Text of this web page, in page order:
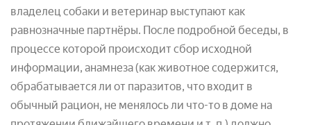
владелец собаки и ветеринар выступают как
равнозначные партнёры. После подробной беседы, в
процессе которой происходит сбор исходной
информации, анамнеза (как животное содержится,
обрабатывается ли от паразитов, что входит в
обычный рацион, не менялось ли что-то в доме на